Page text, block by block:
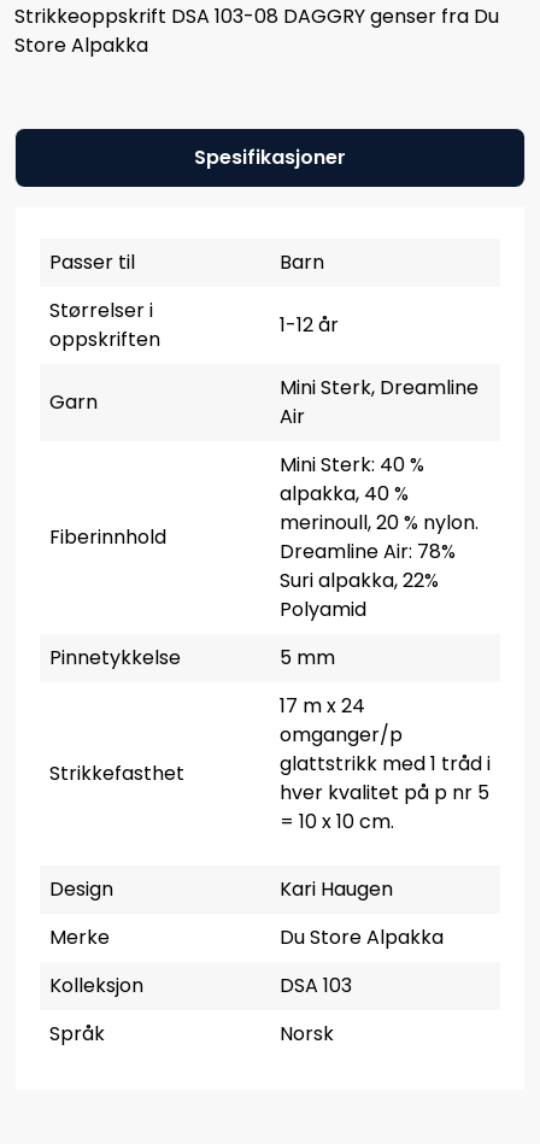
Strikkeoppskrift DSA 103-08 DAGGRY genser fra Du
Store Alpakka
Spesifikasjoner
Passer til
Barn
Størrelser i
oppskriften
1-12 år
Garn
Mini Sterk, Dreamline
Air
Fiberinnhold
Mini Sterk: 40 %
alpakka, 40 %
merinoull, 20 % nylon.
Dreamline Air: 78%
Suri alpakka, 22%
Polyamid
Pinnetykkelse
5 mm
Strikkefasthet
17 m x 24
omganger/p
glattstrikk med 1 tråd i
hver kvalitet på p nr 5
= 10 x 10 cm.
Design
Kari Haugen
Merke
Du Store Alpakka
Kolleksjon
DSA 103
Språk
Norsk